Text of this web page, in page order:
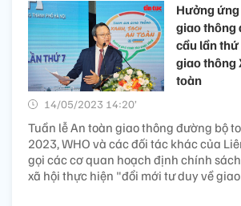
Hưởng
giao thông
cầu lần
giao thông
toàn
14/05/2023 14:20’
Tuần lễ An toàn giao thông đường bộ
2023, WHO và các đối tác khác của
gọi các cơ quan hoạch định chính
xã hội thực hiện "đổi mới tư duy về